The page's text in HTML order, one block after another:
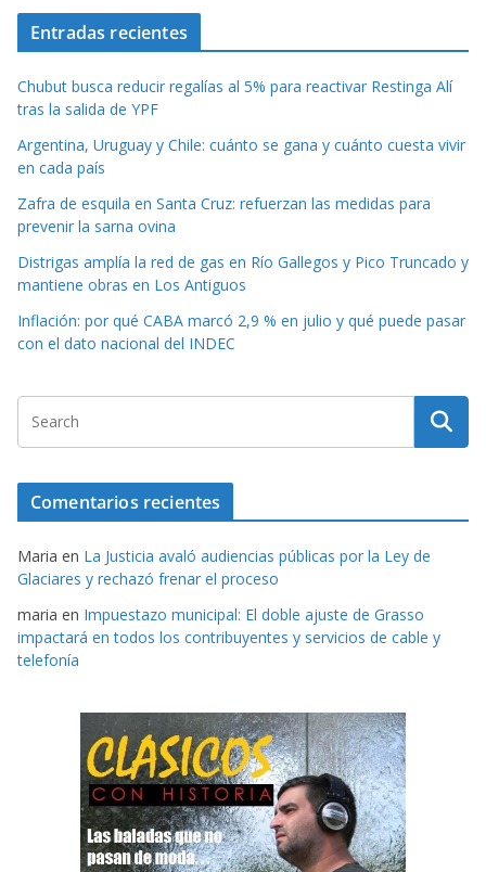
Entradas recientes
Chubut busca reducir regalías al 5% para reactivar Restinga Alí
tras la salida de YPF
Argentina, Uruguay y Chile: cuánto se gana y cuánto cuesta vivir
en cada país
Zafra de esquila en Santa Cruz: refuerzan las medidas para
prevenir la sarna ovina
Distrigas amplía la red de gas en Río Gallegos y Pico Truncado y
mantiene obras en Los Antiguos
Inflación: por qué CABA marcó 2,9 % en julio y qué puede pasar
con el dato nacional del INDEC
Comentarios recientes
Maria en La Justicia avaló audiencias públicas por la Ley de
Glaciares y rechazó frenar el proceso
maria en Impuestazo municipal: El doble ajuste de Grasso
impactará en todos los contribuyentes y servicios de cable y
telefonía